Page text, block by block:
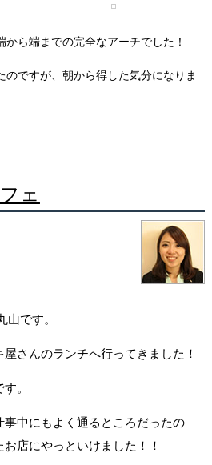
ら端までの完全なアーチでした！
ですが、朝から得した気分になりま
ェ
山です。
さんのランチへ行ってきました！
。
中にもよく通るところだったの
店にやっといけました！！